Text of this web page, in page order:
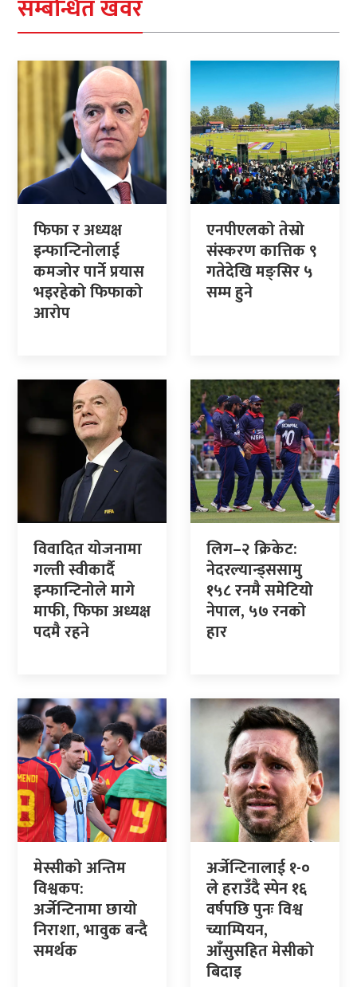
सम्बन्धित खवर
फिफा र अध्यक्ष
इन्फान्टिनोलाई
कमजोर पार्ने प्रयास
भइरहेको फिफाको
आरोप
एनपीएलको तेस्रो
संस्करण कात्तिक ९
गतेदेखि मङ्सिर ५
सम्म हुने
विवादित योजनामा
गल्ती स्वीकार्दै
इन्फान्टिनोले मागे
माफी, फिफा अध्यक्ष
पदमै रहने
लिग–२ क्रिकेट:
नेदरल्यान्ड्ससामु
१५८ रनमै समेटियो
नेपाल, ५७ रनको
हार
मेस्सीको अन्तिम
विश्वकप:
अर्जेन्टिनामा छायो
निराशा, भावुक बन्दै
समर्थक
अर्जेन्टिनालाई १-०
ले हराउँदै स्पेन १६
वर्षपछि पुनः विश्व
च्याम्पियन,
आँसुसहित मेसीको
बिदाइ